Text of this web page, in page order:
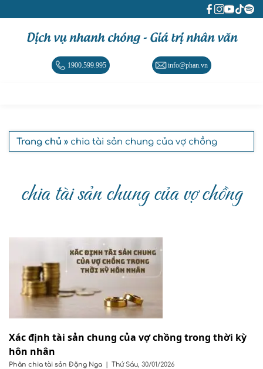
Dịch vụ nhanh chóng - Giá trị nhân văn
1900.599.995 info@phan.vn
Trang chủ » chia tài sản chung của vợ chồng
chia tài sản chung của vợ chồng
Xác định tài sản chung của vợ chồng trong thời kỳ
hôn nhân
Phân chia tài sản Đặng Nga | Thứ Sáu, 30/01/2026